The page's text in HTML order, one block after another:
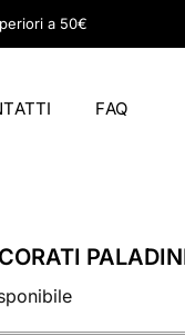
a 50€
INSALATIERE
FAQ